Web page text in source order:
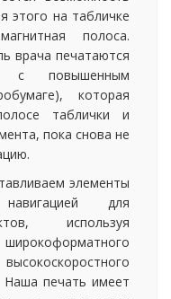
этого на табличке
полоса.
врача печатаются
с повышенным
которая
таблички и
пока снова не
элементы
для
используя
Наша печать имеет